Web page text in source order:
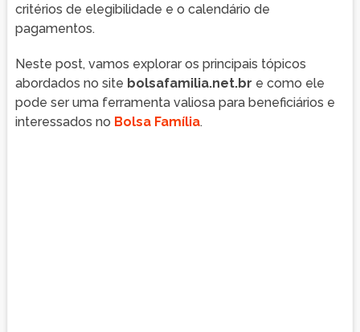
critérios de elegibilidade e o calendário de
pagamentos.
Neste post, vamos explorar os principais tópicos
abordados no site bolsafamilia.net.br e como ele
pode ser uma ferramenta valiosa para beneficiários e
interessados no Bolsa Família.